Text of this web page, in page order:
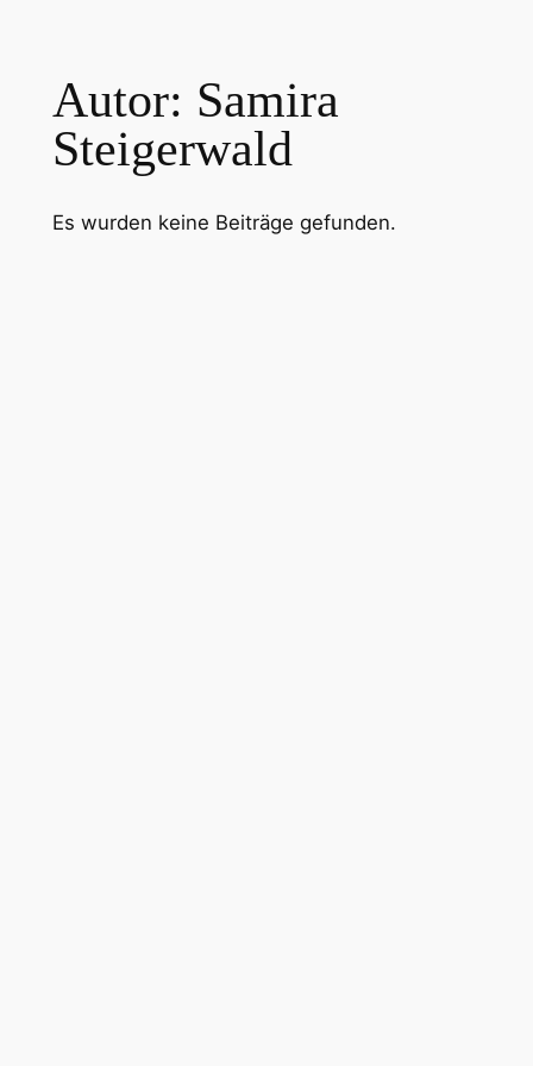
springenAutor: Samira
Steigerwald
Es wurden keine Beiträge gefunden.